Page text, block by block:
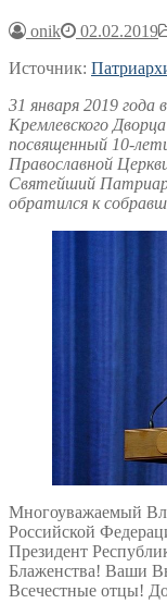
onik 02.02.2019
Источник:
31 января 2019 года
Кремлевского
посвященный 10-
Православной
Святейший
обратился к
Многоуважаемый
Российской
Президент
Блаженства! Ваши
Всечестные отцы!